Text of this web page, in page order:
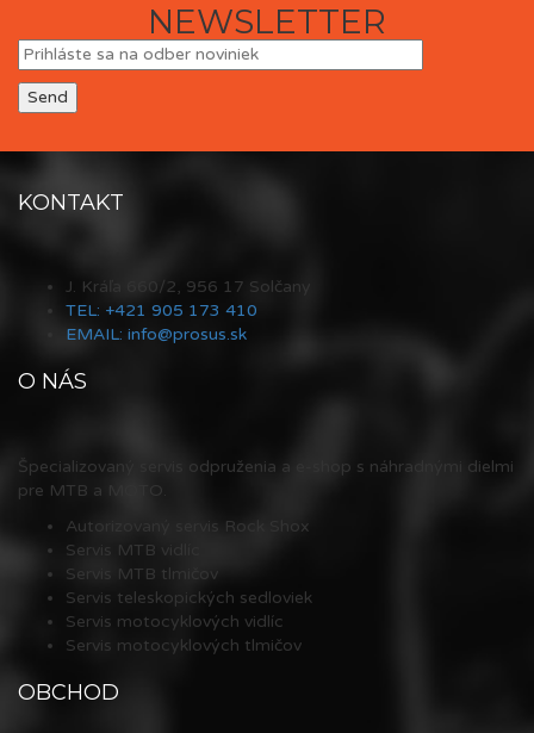
NEWSLETTER
KONTAKT
J. Kráľa 660/2, 956 17 Solčany
TEL: +421 905 173 410
EMAIL: info@prosus.sk
O NÁS
Špecializovaný servis odpruženia a e-shop s náhradnými dielmi
pre MTB a MOTO.
Autorizovaný servis Rock Shox
Servis MTB vidlíc
Servis MTB tlmičov
Servis teleskopických sedloviek
Servis motocyklových vidlíc
Servis motocyklových tlmičov
OBCHOD